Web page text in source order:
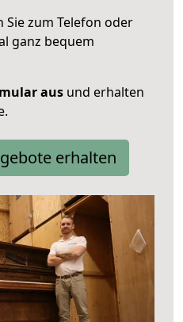
Sie zum Telefon oder
ganz bequem
aus und erhalten
erhalten